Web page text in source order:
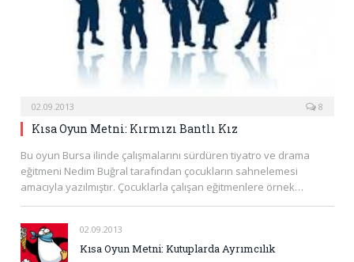
02.09.2013 8
Kısa Oyun Metni: Kırmızı Bantlı Kız
Bu oyun Bursa ilinde çalışmalarını sürdüren tiyatro ve drama
eğitmeni Nedim Buğral tarafından çocukların sahnelemesi
amacıyla yazılmıştır. Çocuklarla çalışan eğitmenlere örnek…
02.09.2013
Kısa Oyun Metni: Kutuplarda Ayrımcılık